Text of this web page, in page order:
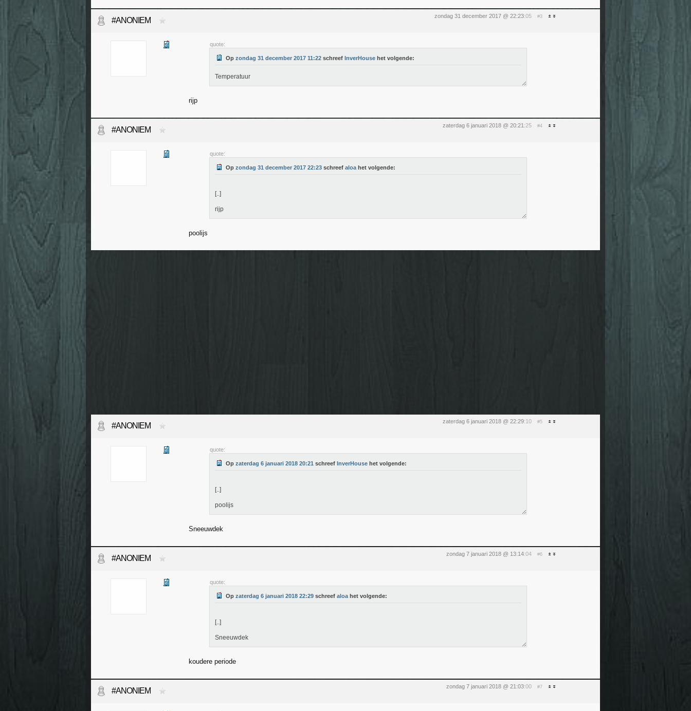
zondag 31 december 2017 @ 22:23:05 #3
#ANONIEM
quote:
Op zondag 31 december 2017 11:22 schreef InverHouse het volgende:
Temperatuur
rijp
zaterdag 6 januari 2018 @ 20:21 :25 #4
#ANONIEM
quote:
Op zondag 31 december 2017 22:23 schreef aloa het volgende:
[..]
rijp
poolijs
zaterdag 6 januari 2018 @ 22:29:10 #5
#ANONIEM
quote:
Op zaterdag 6 januari 2018 20:21 schreef InverHouse het volgende:
[..]
poolijs
Sneeuwdek
zondag 7 januari 2018 @ 13:14:04 #6
#ANONIEM
quote:
Op zaterdag 6 januari 2018 22:29 schreef aloa het volgende:
[..]
Sneeuwdek
koudere periode
zondag 7 januari 2018 @ 21:03:00 #7
#ANONIEM